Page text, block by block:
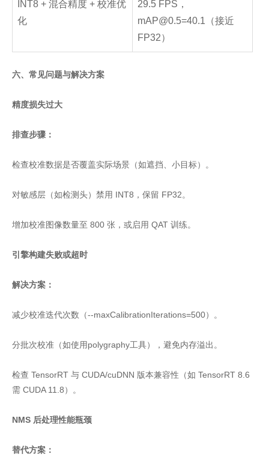
INT8 + 混合精度 + 校准优
化
29.5 FPS，
mAP@0.5=40.1（接近
FP32）
六、常见问题与解决方案
精度损失过大
排查步骤：
检查校准数据是否覆盖实际场景（如遮挡、小目标）。
对敏感层（如检测头）禁用 INT8，保留 FP32。
增加校准图像数量至 800 张，或启用 QAT 训练。
引擎构建失败或超时
解决方案：
减少校准迭代次数（--maxCalibrationIterations=500）。
分批次校准（如使用polygraphy工具），避免内存溢出。
检查 TensorRT 与 CUDA/cuDNN 版本兼容性（如 TensorRT 8.6
需 CUDA 11.8）。
NMS 后处理性能瓶颈
替代方案：